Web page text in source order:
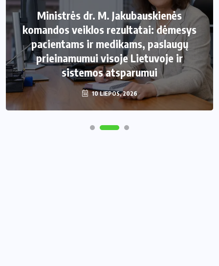
Ministrės dr. M. Jakubauskienės
komandos veiklos rezultatai: dėmesys
pacientams ir medikams, paslaugų
prieinamumui visoje Lietuvoje ir
sistemos atsparumui
10 LIEPOS, 2026